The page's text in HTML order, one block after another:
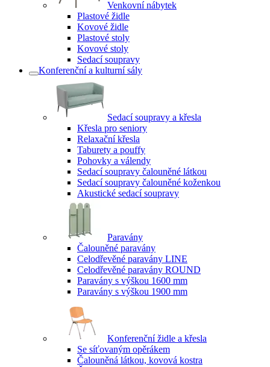
Venkovní nábytek
Plastové židle
Kovové židle
Plastové stoly
Kovové stoly
Sedací soupravy
Konferenční a kulturní sály
Sedací soupravy a křesla
Křesla pro seniory
Relaxační křesla
Taburety a pouffy
Pohovky a válendy
Sedací soupravy čalouněné látkou
Sedací soupravy čalouněné koženkou
Akustické sedací soupravy
Paravány
Čalouněné paravány
Celodřevěné paravány LINE
Celodřevěné paravány ROUND
Paravány s výškou 1600 mm
Paravány s výškou 1900 mm
Konferenční židle a křesla
Se síťovaným opěrákem
Čalouněná látkou, kovová kostra